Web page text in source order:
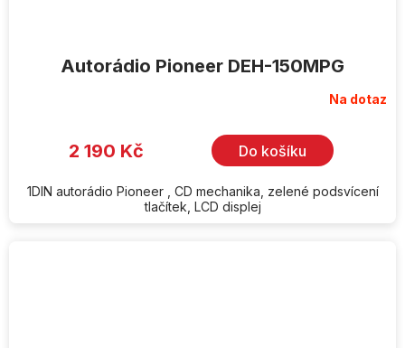
Autorádio Pioneer DEH-150MPG
Na dotaz
2 190 Kč Do košíku
1DIN autorádio Pioneer , CD mechanika, zelené podsvícení
tlačítek, LCD displej